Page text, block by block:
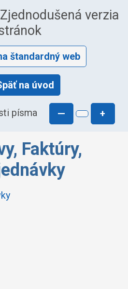
verzia
štandardný web
na úvod
písma — +
Faktúry,